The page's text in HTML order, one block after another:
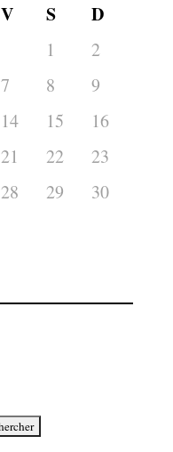
V S D
1
2
7 8 9
14 15
16
21 22
23
28 29
30